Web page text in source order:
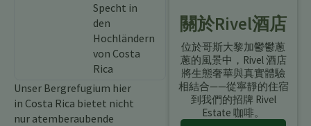
Specht in
den
Hochländern
von Costa
Rica
Unser Bergrefugium hier
in Costa Rica bietet nicht
nur atemberaubende
關於Rivel酒店
位於哥斯大黎加鬱鬱蔥
蔥的風景中，Rivel 酒店
將生態奢華與真實體驗
相結合——從寧靜的住宿
到我們的招牌 Rivel
Estate 咖啡。